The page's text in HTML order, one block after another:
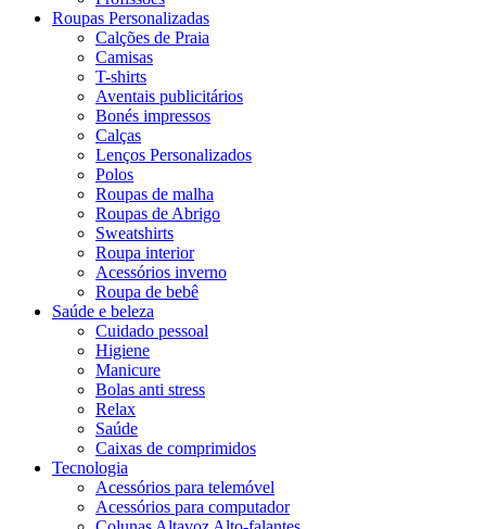
Roupas Personalizadas
Calções de Praia
Camisas
T-shirts
Aventais publicitários
Bonés impressos
Calças
Lenços Personalizados
Polos
Roupas de malha
Roupas de Abrigo
Sweatshirts
Roupa interior
Acessórios inverno
Roupa de bebê
Saúde e beleza
Cuidado pessoal
Higiene
Manicure
Bolas anti stress
Relax
Saúde
Caixas de comprimidos
Tecnologia
Acessórios para telemóvel
Acessórios para computador